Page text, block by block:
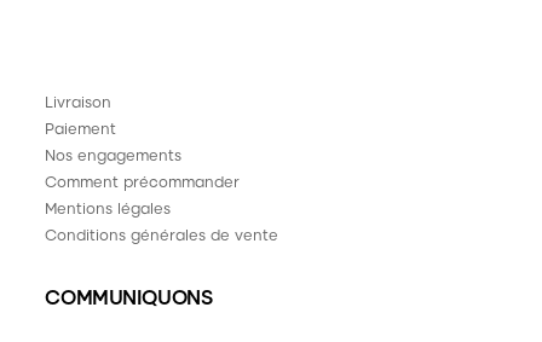
Livraison
Paiement
Nos engagements
Comment précommander
Mentions légales
Conditions générales de vente
COMMUNIQUONS